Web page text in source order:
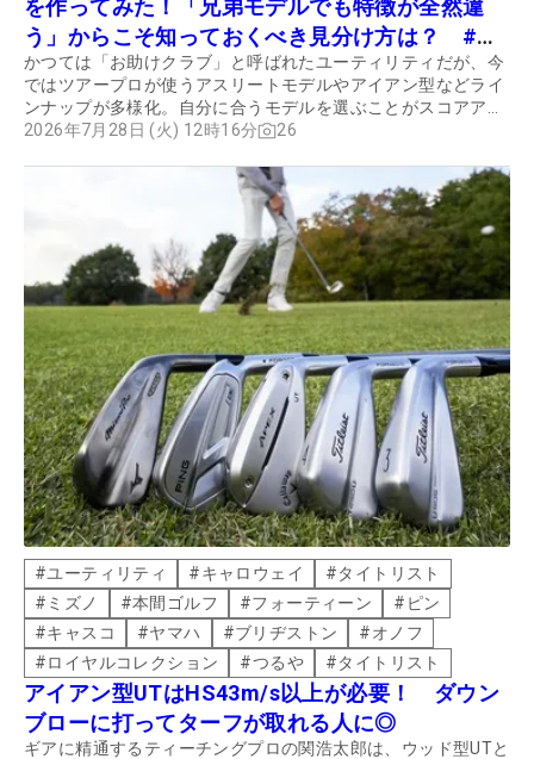
を作ってみた！「兄弟モデルでも特徴が全然違
う」からこそ知っておくべき見分け方は？ #ギ
アカタログ2026
かつては「お助けクラブ」と呼ばれたユーティリティだが、今
ではツアープロが使うアスリートモデルやアイアン型などライ
ンナップが多様化。自分に合うモデルを選ぶことがスコアアッ
プにつながる。
2026年7月28日 (火) 12時16分 26
#ユーティリティ #キャロウェイ #タイトリスト
# ミズノ #本間ゴルフ #フォーティーン # ピン
#キャスコ #ヤマハ #ブリヂストン #オノフ
#ロイヤルコレクション #つるや #タイトリスト
アイアン型UTはHS43m/s以上が必要！ ダウン
ブローに打ってターフが取れる人に◎
ギアに精通するティーチングプロの関浩太郎は、ウッド型UTと